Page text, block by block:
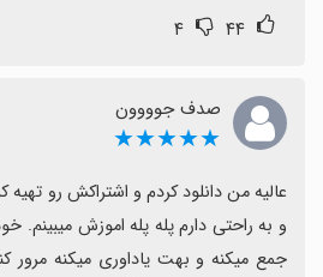
مشکلات فنی و پشتیبانی
گاهی ورود/کدها یا پخش ویدئو
اکثر مواقع تیم پشتیبانی
می‌شود.
۴۴ ۴
صدف جوووون
★★★★★